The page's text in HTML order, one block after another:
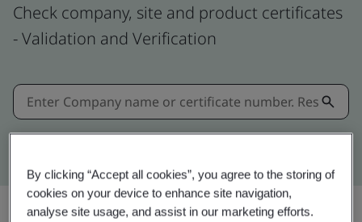
Check company, site and product certificates
- Validation and Verification
By clicking “Accept all cookies”, you agree to the storing of
cookies on your device to enhance site navigation,
analyse site usage, and assist in our marketing efforts.